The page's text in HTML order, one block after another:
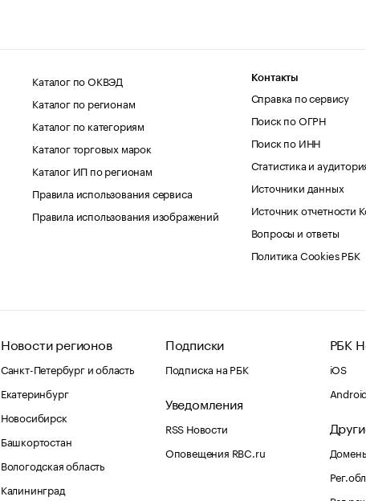
Каталог по ОКВЭД
Каталог по регионам
Каталог по категориям
Каталог торговых марок
Каталог ИП по регионам
Правила использования сервиса
Правила использования изображений
Контакты
Справка по сервису
Поиск по ОГРН
Поиск по ИНН
Статистика и
Источники данных
Источник отчетности
Вопросы и ответы
Политика Cookies РБК
Новости регионов
Санкт-Петербург и область
Екатеринбург
Новосибирск
Башкортостан
Вологодская область
Калининград
Подписки
Подписка на РБК
Уведомления
RSS Новости
Оповещения RBC.ru
РБК
iOS